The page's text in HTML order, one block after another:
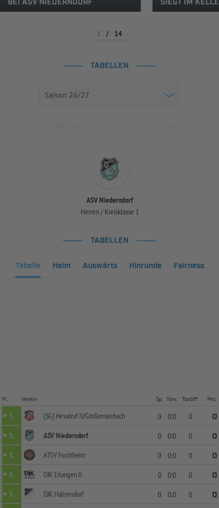
BEI ASV NIEDERNDORF SIEGT IM
1 / 14
TABELLEN
ASV Niederndorf
Herren / Kreisklasse 1
TABELLEN
Tabelle Heim Auswärts Hinrunde Fairness
Pl. Verein Sp. Torv. Tordiff. Pkt.
1. (SG) Hessdorf II/Großenseebach 0 0:0 0
0
1.
ASV Niederndorf 0 0:0 0
0
1.
ATSV Forchheim 0 0:0 0
0
1.
DJK Erlangen II 0 0:0 0
0
1.
DJK Hallerndorf 0 0:0 0
0